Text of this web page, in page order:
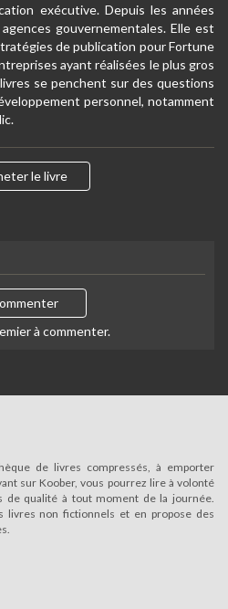
exécutive. Depuis les années
gouvernementales. Elle est
de publication pour Fortune
ayant réalisées le plus gros
se penchent sur des questions
personnel, notamment
le livre
à commenter.
de livres compressés, à emporter
sur Koober, vous pourrez lire à volonté
de qualité à tout moment de la journée.
livres non fictionnels et en propose des